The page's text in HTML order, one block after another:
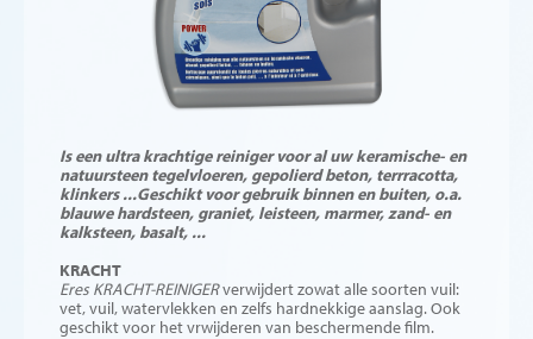
Is een ultra krachtige reiniger voor al uw keramische- en
natuursteen tegelvloeren, gepolierd beton, terrracotta,
klinkers ...Geschikt voor gebruik binnen en buiten, o.a.
blauwe hardsteen, graniet, leisteen, marmer, zand- en
kalksteen, basalt, ...
KRACHT
Eres KRACHT-REINIGERverwijdert zowat alle soorten vuil:
vet, vuil, watervlekken en zelfs hardnekkige aanslag. Ook
geschikt voor het vrwijderen van beschermende film.